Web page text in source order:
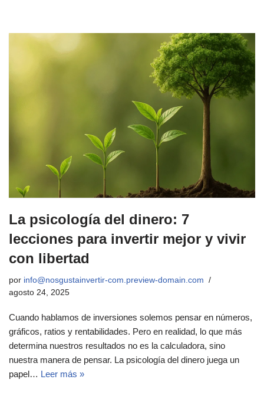
La psicología del dinero: 7
lecciones para invertir mejor y vivir
con libertad
por info@nosgustainvertir-com.preview-domain.com
agosto 24, 2025
Cuando hablamos de inversiones solemos pensar en números,
gráficos, ratios y rentabilidades. Pero en realidad, lo que más
determina nuestros resultados no es la calculadora, sino
nuestra manera de pensar. La psicología del dinero juega un
papel… Leer más »